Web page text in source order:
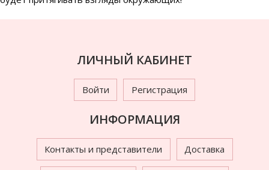
ЛИЧНЫЙ КАБИНЕТ
Войти Регистрация
ИНФОРМАЦИЯ
Контакты и представители Доставка